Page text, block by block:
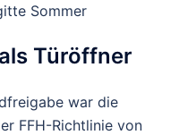
Sommer
Türöffner
war die
FFH-Richtlinie von